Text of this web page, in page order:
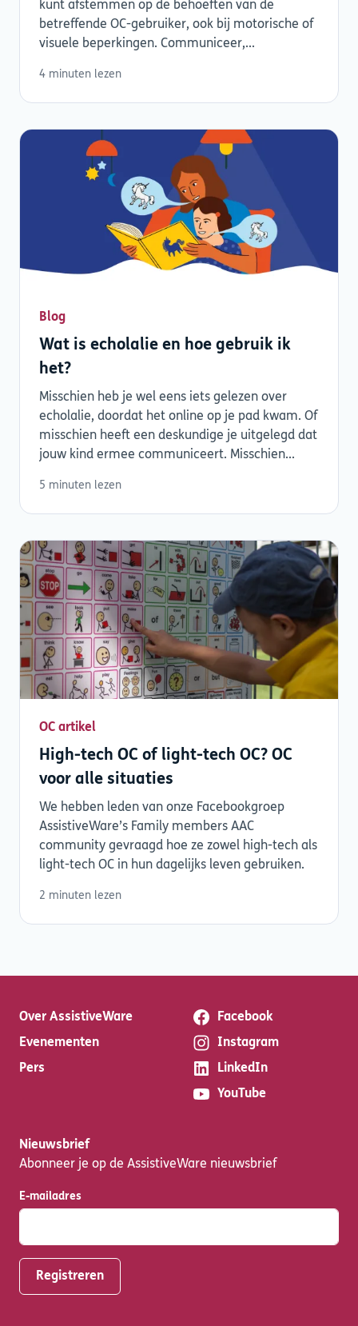
kunt afstemmen op de behoeften van de
betreffende OC-gebruiker, ook bij motorische of
visuele beperkingen. Communiceer,...
4 minuten lezen
Blog
Wat is echolalie en hoe gebruik ik
het?
Misschien heb je wel eens iets gelezen over
echolalie, doordat het online op je pad kwam. Of
misschien heeft een deskundige je uitgelegd dat
jouw kind ermee communiceert. Misschien...
5 minuten lezen
OC artikel
High-tech OC of light-tech OC? OC
voor alle situaties
We hebben leden van onze Facebookgroep
AssistiveWare’s Family members AAC
community gevraagd hoe ze zowel high-tech als
light-tech OC in hun dagelijks leven gebruiken.
2 minuten lezen
Over AssistiveWare
Evenementen
Pers
Facebook
Instagram
LinkedIn
YouTube
Nieuwsbrief
Abonneer je op de AssistiveWare nieuwsbrief
E-mailadres